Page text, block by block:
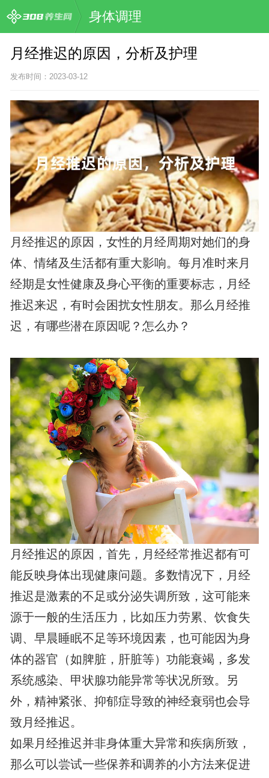
身体调理
月经推迟的原因，分析及护理
发布时间：2023-03-12
月经推迟的原因，女性的月经周期对她们的身
体、情绪及生活都有重大影响。每月准时来月
经期是女性健康及身心平衡的重要标志，月经
推迟来迟，有时会困扰女性朋友。那么月经推
迟，有哪些潜在原因呢？怎么办？
月经推迟的原因，首先，月经经常推迟都有可
能反映身体出现健康问题。多数情况下，月经
推迟是激素的不足或分泌失调所致，这可能来
源于一般的生活压力，比如压力劳累、饮食失
调、早晨睡眠不足等环境因素，也可能因为身
体的器官（如脾脏，肝脏等）功能衰竭，多发
系统感染、甲状腺功能异常等状况所致。另
外，精神紧张、抑郁症导致的神经衰弱也会导
致月经推迟。
如果月经推迟并非身体重大异常和疾病所致，
那么可以尝试一些保养和调养的小方法来促进